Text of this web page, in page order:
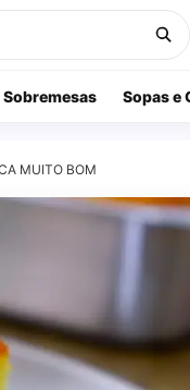
Sobremesas Sopas e
MUITO BOM